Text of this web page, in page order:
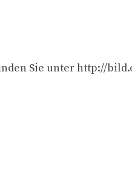
Sie unter http://